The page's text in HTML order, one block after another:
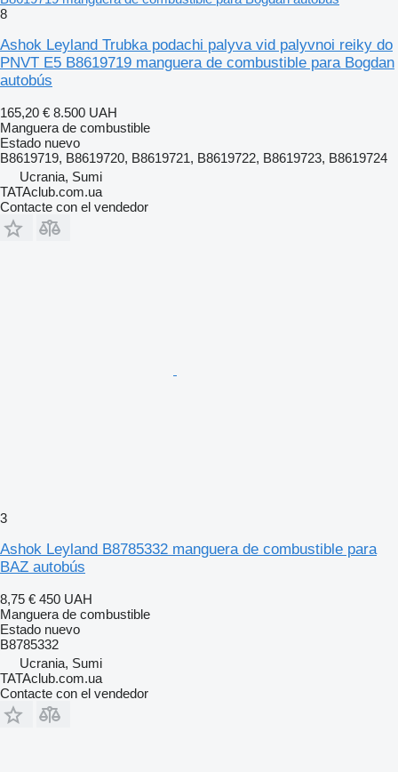
8
Ashok Leyland Trubka podachi palyva vid palyvnoi reiky do
PNVT E5 B8619719 manguera de combustible para Bogdan
autobús
165,20 € 8.500 UAH
Manguera de combustible
Estado nuevo
B8619719, B8619720, B8619721, B8619722, B8619723, B8619724
Ucrania, Sumi
TATAclub.com.ua
Contacte con el vendedor
3
Ashok Leyland B8785332 manguera de combustible para
BAZ autobús
8,75 € 450 UAH
Manguera de combustible
Estado nuevo
B8785332
Ucrania, Sumi
TATAclub.com.ua
Contacte con el vendedor